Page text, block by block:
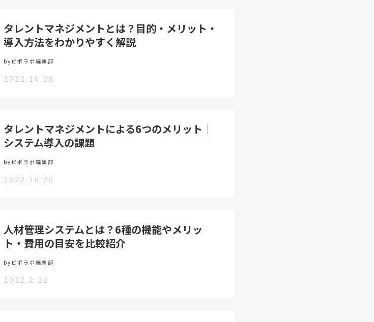
タレントマネジメントとは？目的・メリット・
導入方法をわかりやすく解説
byピポラボ編集部
2022.10.28
タレントマネジメントによる6つのメリット｜
システム導入の課題
byピポラボ編集部
2022.10.20
人材管理システムとは？6種の機能やメリッ
ト・費用の目安を比較紹介
byピポラボ編集部
2022.2.22